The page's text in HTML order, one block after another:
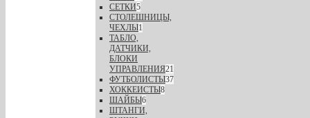
СЕТКИ5
СТОЛЕШНИЦЫ,
ЧЕХЛЫ1
ТАБЛО,
ДАТЧИКИ,
БЛОКИ
УПРАВЛЕНИЯ21
ФУТБОЛИСТЫ37
ХОККЕИСТЫ8
ШАЙБЫ6
ШТАНГИ,